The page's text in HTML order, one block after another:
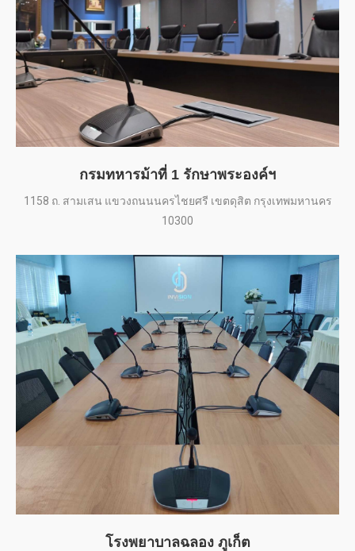
กรมทหารม้าที่ 1 รักษาพระองค์ฯ
1158 ถ. สามเสน แขวงถนนนครไชยศรี เขตดุสิต กรุงเทพมหานคร
10300
โรงพยาบาลฉลอง ภูเก็ต